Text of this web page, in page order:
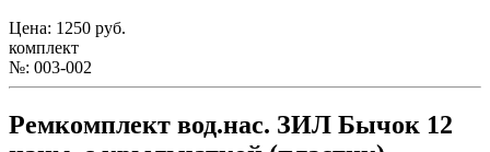
Цена: 1250 руб.
комплект
№: 003-002
Ремкомплект вод.нас. ЗИЛ Бычок 12